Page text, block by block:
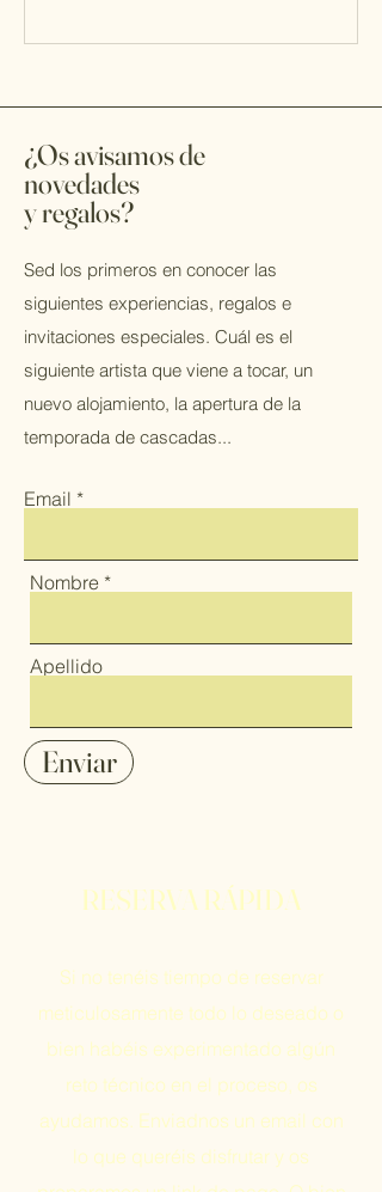
¿Os avisamos de
novedades
y regalos?
Sed los primeros en conocer las
siguientes experiencias, regalos e
invitaciones especiales. Cuál es el
siguiente artista que viene a tocar, un
nuevo alojamiento, la apertura de la
temporada de cascadas...
Email
Nombre
Apellido
Enviar
RESERVA RÁPIDA
Si no tenéis tiempo de reservar
meticulosamente todo lo deseado o
bien habéis experimentado algún
reto técnico en el proceso, os
ayudamos. Enviadnos un email con
lo que queréis disfrutar y os